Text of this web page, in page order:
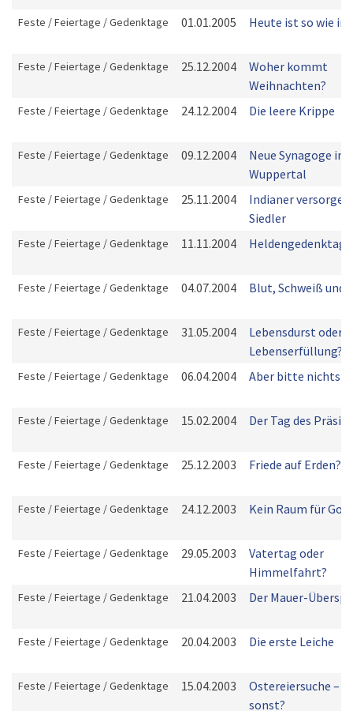
Feste / Feiertage / Gedenktage 01.01.2005 Heute ist so wie
Feste / Feiertage / Gedenktage 25.12.2004
Woher kommt
Weihnachten?
Feste / Feiertage / Gedenktage 24.12.2004 Die leere Krippe
Feste / Feiertage / Gedenktage 09.12.2004
Neue Synagoge in
Wuppertal
Feste / Feiertage / Gedenktage 25.11.2004
Indianer
Siedler
Feste / Feiertage / Gedenktage 11.11.2004 Heldengedenktag
Feste / Feiertage / Gedenktage 04.07.2004 Blut, Schweiß und
Feste / Feiertage / Gedenktage 31.05.2004
Lebensdurst oder
Lebenserfüllung?
Feste / Feiertage / Gedenktage 06.04.2004 Aber bitte nichts
Feste / Feiertage / Gedenktage 15.02.2004 Der Tag des
Feste / Feiertage / Gedenktage 25.12.2003 Friede auf Erden?
Feste / Feiertage / Gedenktage 24.12.2003 Kein Raum für
Feste / Feiertage / Gedenktage 29.05.2003
Vatertag oder
Himmelfahrt?
Feste / Feiertage / Gedenktage 21.04.2003 Der Mauer-
Feste / Feiertage / Gedenktage 20.04.2003 Die erste Leiche
Feste / Feiertage / Gedenktage 15.04.2003
Ostereiersuche –
sonst?